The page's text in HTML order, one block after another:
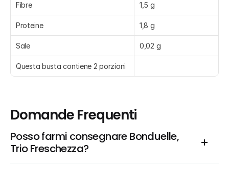
Fibre 1,5 g
Proteine 1,8 g
Sale 0,02 g
Questa busta contiene 2 porzioni
Domande Frequenti
Posso farmi consegnare Bonduelle,
Trio Freschezza?